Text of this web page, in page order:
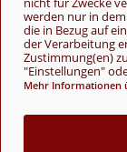
nicht für Zwecke
werden nur in
die in Bezug auf
der Verarbeitung
Zustimmung(en)
"Einstellungen"
Mehr